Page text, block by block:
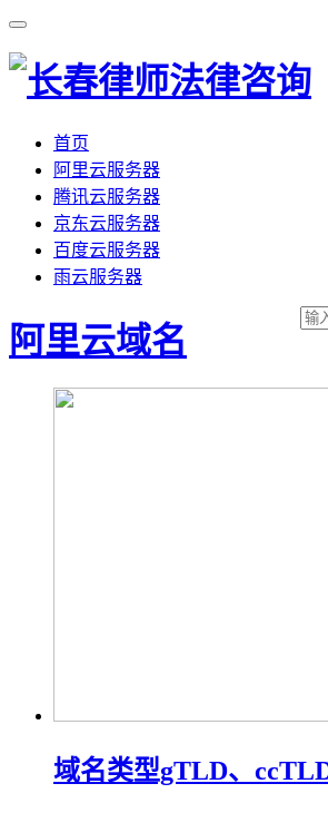
首页
阿里云服务器
腾讯云服务器
京东云服务器
百度云服务器
雨云服务器
阿里云域名
域名类型gTLD、